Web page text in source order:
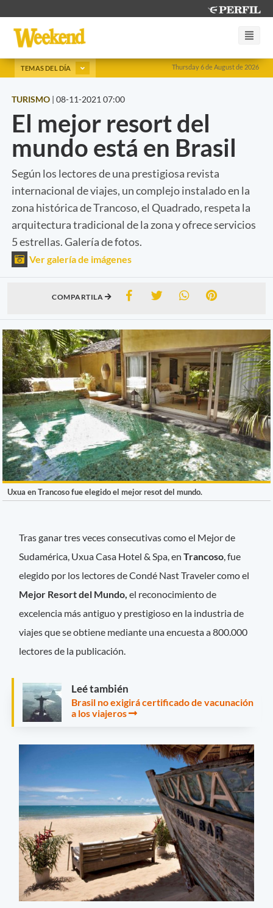
Thursday 6 de August de 2026
TEMAS DEL DÍA
TURISMO | 08-11-2021 07:00
El mejor resort del
mundo está en Brasil
Según los lectores de una prestigiosa revista
internacional de viajes, un complejo instalado en la
zona histórica de Trancoso, el Quadrado, respeta la
arquitectura tradicional de la zona y ofrece servicios
5 estrellas. Galería de fotos.
Ver galería de imágenes
COMPARTILA
Uxua en Trancoso fue elegido el mejor resot del mundo.
Tras ganar tres veces consecutivas como el Mejor de
Sudamérica, Uxua Casa Hotel & Spa, enTrancoso , fue
elegido por los lectores de Condé Nast Traveler como el
Mejor Resort del Mundo, el reconocimiento de
excelencia más antiguo y prestigioso en la industria de
viajes que se obtiene mediante una encuesta a 800.000
lectores de la publicación.
Leé también
Brasil no exigirá certificado de vacunación
a los viajeros